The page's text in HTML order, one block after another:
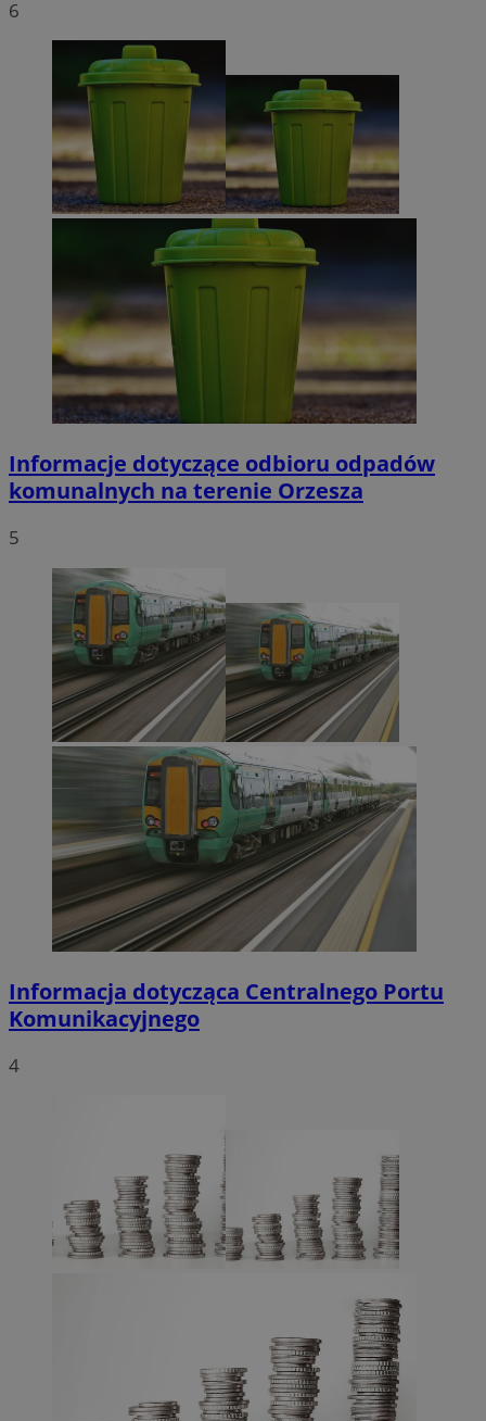
6
Informacje dotyczące odbioru odpadów
komunalnych na terenie Orzesza
5
Informacja dotycząca Centralnego Portu
Komunikacyjnego
4